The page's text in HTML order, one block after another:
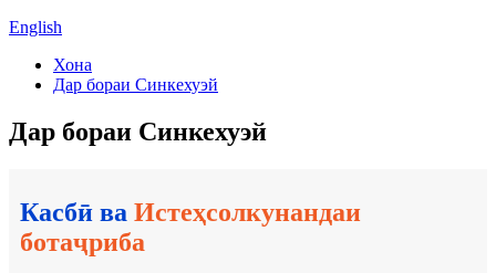
English
Хона
Дар бораи Синкехуэй
Дар бораи Синкехуэй
Касбӣ ва Истеҳсолкунандаи
ботаҷриба